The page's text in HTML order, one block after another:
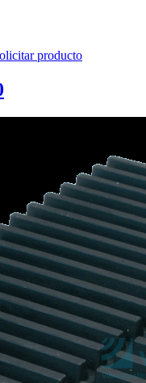
producto